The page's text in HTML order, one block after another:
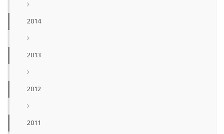
2014
2013
2012
2011